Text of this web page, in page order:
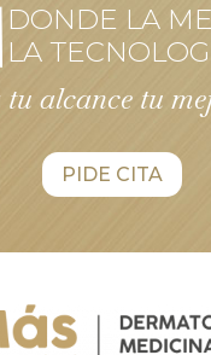
DONDE LA
LA
tu alcance tu
PIDE CITA